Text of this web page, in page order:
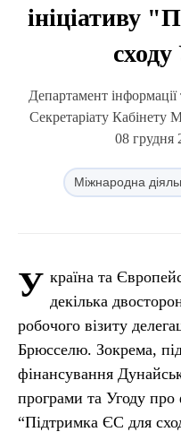
ініціативу
Департамент інформації
Секретаріату Кабінету
08 грудня
Міжнародна
У країна та
декілька
робочого візиту
Брюсселю. Зокрема,
фінансування
програми та Угоду про
“Підтримка ЄС для